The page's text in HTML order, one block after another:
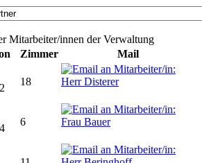
Mitarbeiter/innen der Verwaltung
Zimmer
Mail
18
6